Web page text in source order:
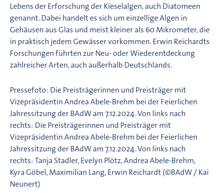
Lebens der Erforschung der Kieselalgen, auch Diatomeen
genannt. Dabei handelt es sich um einzellige Algen in
Gehäusen aus Glas und meist kleiner als 60 Mikrometer, die
in praktisch jedem Gewässer vorkommen. Erwin Reichardts
Forschungen führten zur Neu- oder Wiederentdeckung
zahlreicher Arten, auch außerhalb Deutschlands.
Pressefoto: Die Preisträgerinnen und Preisträger mit
Vizepräsidentin Andrea Abele-Brehm bei der Feierlichen
Jahressitzung der BAdW am 7.12.2024. Von links nach
rechts: Die Preisträgerinnen und Preisträger mit
Vizepräsidentin Andrea Abele-Brehm bei der Feierlichen
Jahressitzung der BAdW am 7.12.2024. Von links nach
rechts: Tanja Stadler, Evelyn Plötz, Andrea Abele-Brehm,
Kyra Göbel, Maximilian Lang, Erwin Reichardt (©BAdW / Kai
Neunert)